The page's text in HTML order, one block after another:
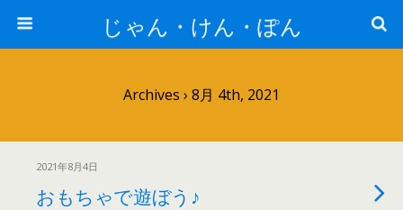
じゃん・けん・ぽん
Archives › 8月 4th, 2021
2021年8月4日
おもちゃで遊ぼう♪